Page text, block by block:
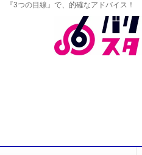
『3つの目線』で、的確なアドバイス！